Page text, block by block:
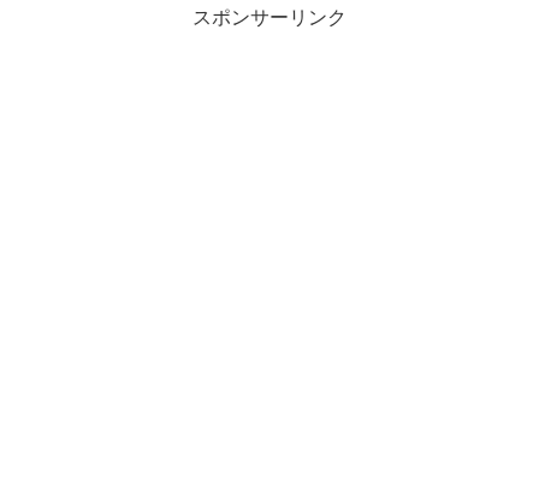
スポンサーリンク